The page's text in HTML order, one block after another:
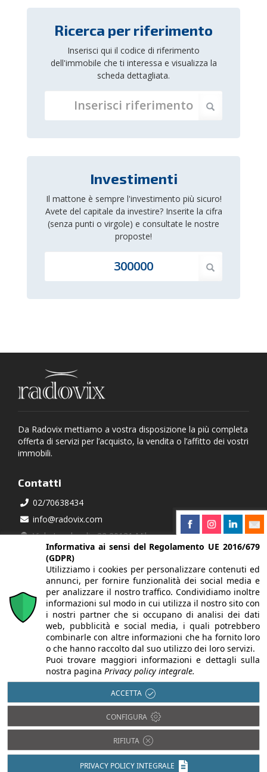
Ricerca per riferimento
Inserisci qui il codice di riferimento
dell'immobile che ti interessa e visualizza la
scheda dettagliata.
Investimenti
Il mattone è sempre l'investimento più sicuro!
Avete del capitale da investire? Inserite la cifra
(senza punti o virgole) e consultate le nostre
proposte!
Da Radovix mettiamo a vostra disposizione la più completa
offerta di servizi per l’acquisto, la vendita o l’affitto dei vostri
immobili.
Contatti
02/70638434
info@radovix.com
Viale Lombardia 32 20131 Milano
Partner
Federazione Italiana Mediatori Agenti d'Affari
Richiedi informazioni
Se cerchi qualcosa di specifico compila il modulo di
richiesta!
CONTATTACI »
Informativa ai sensi del Regolamento UE 2016/679
(GDPR)
Utilizziamo i cookies per personalizzare contenuti ed
annunci, per fornire funzionalità dei social media e
per analizzare il nostro traffico. Condividiamo inoltre
informazioni sul modo in cui utilizza il nostro sito con
i nostri partner che si occupano di analisi dei dati
web, pubblicità e social media, i quali potrebbero
combinarle con altre informazioni che ha fornito loro
o che hanno raccolto dal suo utilizzo dei loro servizi.
Puoi trovare maggiori informazioni e dettagli sulla
nostra pagina Privacy policy integrale.
ACCETTA
CONFIGURA
RIFIUTA
PRIVACY POLICY INTEGRALE